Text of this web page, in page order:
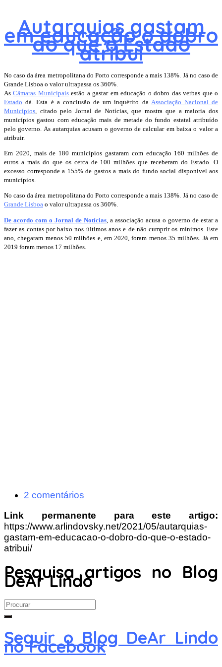
Autarquias gastam
em educação o dobro
do que o Estado
atribui
No caso da área metropolitana do Porto corresponde a mais 138%. Já no caso de
Grande Lisboa o valor ultrapassa os 360%.
AsCâmaras Municipaisestão a gastar em educação o dobro das verbas que o
Estado dá. Esta é a conclusão de um inquérito da Associação Nacional de
Municípios , citado pelo Jornal de Notícias, que mostra que a maioria dos
municípios gastou com educação mais de metade do fundo estatal atribuído
pelo governo. As autarquias acusam o governo de calcular em baixa o valor a
atribuir.
Em 2020, mais de 180 municípios gastaram com educação 160 milhões de
euros a mais do que os cerca de 100 milhões que receberam do Estado. O
excesso corresponde a 155% de gastos a mais do fundo social disponível aos
municípios.
No caso da área metropolitana do Porto corresponde a mais 138%. Já no caso de
Grande Lisboa o valor ultrapassa os 360%.
De acordo com o Jornal de Notícias , a associação acusa o governo de estar a
fazer as contas por baixo nos últimos anos e de não cumprir os mínimos. Este
ano, chegaram menos 50 milhões e, em 2020, foram menos 35 milhões. Já em
2019 foram menos 17 milhões.
2 comentários
Link permanente para este artigo:
https://www.arlindovsky.net/2021/05/autarquias-
gastam-em-educacao-o-dobro-do-que-o-estado-
atribui/
Pesquisa artigos no Blog
DeAr Lindo
Search
for:
Seguir o Blog DeAr Lindo
no Facebook